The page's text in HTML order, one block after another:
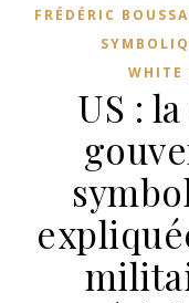
FRÉDÉRIC
WHITE
US :